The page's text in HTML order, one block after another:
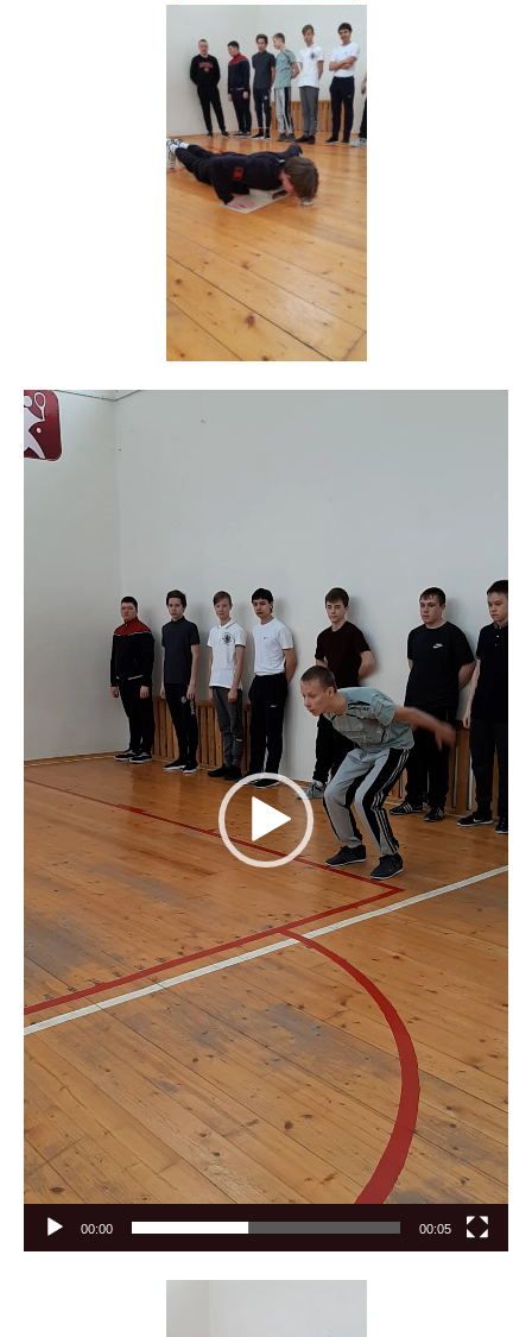
Видеоплеер
00:00 00:05